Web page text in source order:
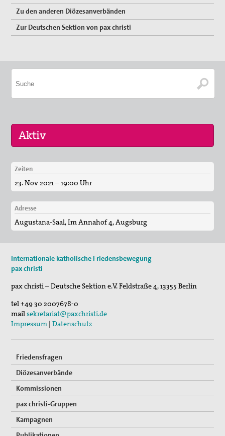
Zu den anderen Diözesanverbänden
Zur Deutschen Sektion von pax christi
16. Sep 2026
„Menschen der Gewaltfreiheit – erinnert in Ze…
17. Sep 2026
Roter Faden Frieden-Generationsübergreifende …
Zeiten
23. Nov 2021 – 19:00 Uhr
Adresse
Augustana-Saal, Im Annahof 4, Augsburg
Internationale katholische Friedensbewegung
pax christi
pax christi – Deutsche Sektion e.V.Feldstraße 4,13355 Berlin
tel+49 30 2007678-0
mailsekretariat@paxchristi.de
Impressum |Datenschutz
Friedensfragen
Diözesanverbände
Kommissionen
pax christi-Gruppen
Kampagnen